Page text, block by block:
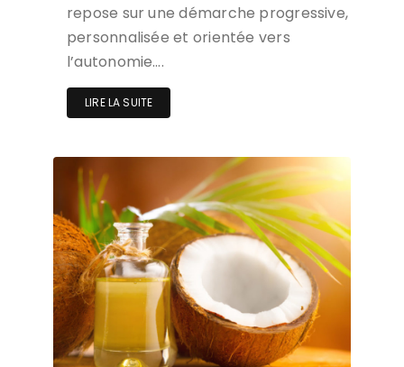
repose sur une démarche progressive,
personnalisée et orientée vers
l’autonomie….
LIRE LA SUITE